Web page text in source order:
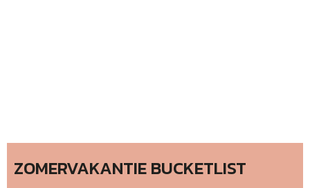
ZOMERVAKANTIE BUCKETLIST